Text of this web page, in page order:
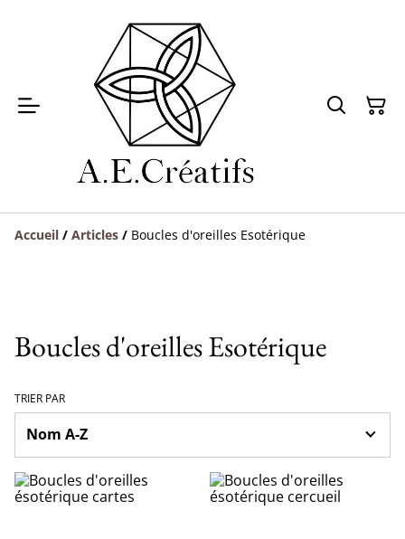
Accueil / Articles / Boucles d'oreilles Esotérique
Boucles d'oreilles Esotérique
TRIER PAR